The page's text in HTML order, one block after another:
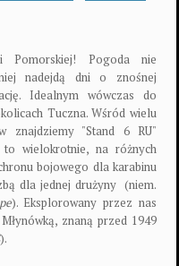
Pomorskiej! Pogoda nie
nadejdą dni o znośnej
Idealnym wówczas do
Tuczna. Wśród wielu
znajdziemy "Stand 6 RU"
wielokrotnie, na różnych
bojowego dla karabinu
dla jednej drużyny (niem.
). Eksplorowany przez nas
znaną przed 1949
).